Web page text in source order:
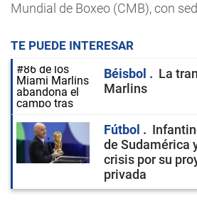
Mundial de Boxeo (CMB), con
TE PUEDE INTERESAR
Béisbol
La
Marlins
Fútbol
de Sudamérica
crisis por su
privada